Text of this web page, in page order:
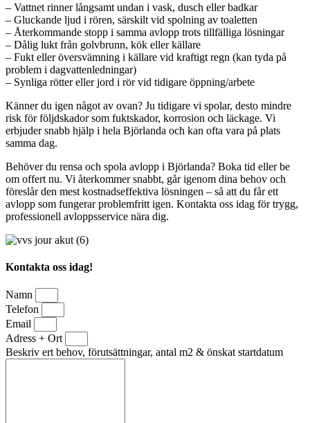
– Vattnet rinner långsamt undan i vask, dusch eller badkar
– Gluckande ljud i rören, särskilt vid spolning av toaletten
– Återkommande stopp i samma avlopp trots tillfälliga lösningar
– Dålig lukt från golvbrunn, kök eller källare
– Fukt eller översvämning i källare vid kraftigt regn (kan tyda på
problem i dagvattenledningar)
– Synliga rötter eller jord i rör vid tidigare öppning/arbete
Känner du igen något av ovan? Ju tidigare vi spolar, desto mindre
risk för följdskador som fuktskador, korrosion och läckage. Vi
erbjuder snabb hjälp i hela Björlanda och kan ofta vara på plats
samma dag.
Behöver du rensa och spola avlopp i Björlanda? Boka tid eller be
om offert nu. Vi återkommer snabbt, går igenom dina behov och
föreslår den mest kostnadseffektiva lösningen – så att du får ett
avlopp som fungerar problemfritt igen. Kontakta oss idag för trygg,
professionell avloppsservice nära dig.
Kontakta oss idag!
Namn
Telefon
Email
Adress + Ort
Beskriv ert behov, förutsättningar, antal m2 & önskat startdatum